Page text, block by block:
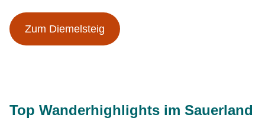
Zum Diemelsteig
Top Wanderhighlights im Sauerland